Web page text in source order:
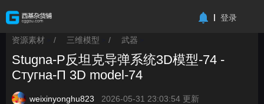
登录
资源素材 / 三维模型 / 武器
Stugna-P反坦克导弹系统3D模型-74 -
Стугна-П 3D model-74
weixinyonghu823
2026-05-31 23:03:54 更新